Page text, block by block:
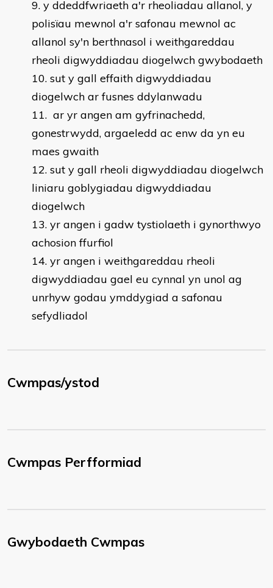
y ddeddfwriaeth a'r rheoliadau allanol, y
polisïau mewnol a'r safonau mewnol ac
allanol sy'n berthnasol i weithgareddau
rheoli digwyddiadau diogelwch gwybodaeth
sut y gall effaith digwyddiadau
diogelwch ar fusnes ddylanwadu
ar yr angen am gyfrinachedd,
gonestrwydd, argaeledd ac enw da yn eu
maes gwaith
sut y gall rheoli digwyddiadau diogelwch
liniaru goblygiadau digwyddiadau
diogelwch
yr angen i gadw tystiolaeth i gynorthwyo
achosion ffurfiol
yr angen i weithgareddau rheoli
digwyddiadau gael eu cynnal yn unol ag
unrhyw godau ymddygiad a safonau
sefydliadol
Cwmpas/ystod
Cwmpas Perfformiad
Gwybodaeth Cwmpas